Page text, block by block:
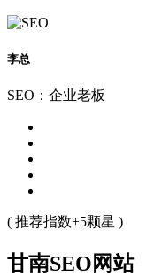
李总
SEO：企业老板
( 推荐指数+5颗星 )
甘南SEO网站